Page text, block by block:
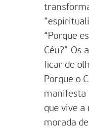
“Porque
Céu?” Os
ficar de
Porque o
manifesta
que vive a
morada